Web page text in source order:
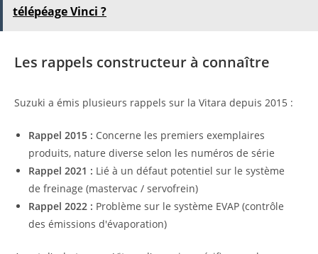
télépéage Vinci ?
Les rappels constructeur à connaître
Suzuki a émis plusieurs rappels sur la Vitara depuis 2015 :
Rappel 2015 : Concerne les premiers exemplaires
produits, nature diverse selon les numéros de série
Rappel 2021 : Lié à un défaut potentiel sur le système
de freinage (mastervac / servofrein)
Rappel 2022 : Problème sur le système EVAP (contrôle
des émissions d'évaporation)